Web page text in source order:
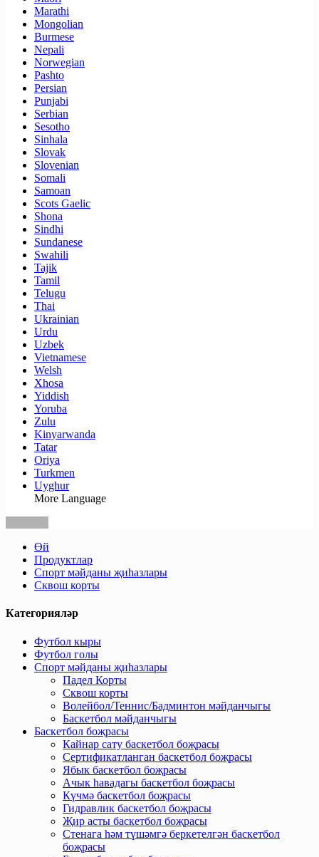
Marathi
Mongolian
Burmese
Nepali
Norwegian
Pashto
Persian
Punjabi
Serbian
Sesotho
Sinhala
Slovak
Slovenian
Somali
Samoan
Scots Gaelic
Shona
Sindhi
Sundanese
Swahili
Tajik
Tamil
Telugu
Thai
Ukrainian
Urdu
Uzbek
Vietnamese
Welsh
Xhosa
Yiddish
Yoruba
Zulu
Kinyarwanda
Tatar
Oriya
Turkmen
Uyghur
More Language
Өй
Продуктлар
Спорт мәйданы җиһазлары
Сквош корты
Категорияләр
Футбол кыры
Футбол голы
Спорт мәйданы җиһазлары
Падел Корты
Сквош корты
Волейбол/Теннис/Бадминтон мәйданчыгы
Баскетбол мәйданчыгы
Баскетбол боҗрасы
Кайнар сату баскетбол боҗрасы
Сертификатланган баскетбол боҗрасы
Ябык баскетбол боҗрасы
Ачык һавадагы баскетбол боҗрасы
Күчмә баскетбол боҗрасы
Гидравлик баскетбол боҗрасы
Җир асты баскетбол боҗрасы
Стенага һәм түшәмгә беркетелгән баскетбол
боҗрасы